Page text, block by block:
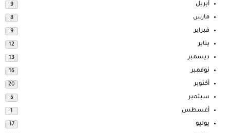
أبريل 9
مارس 8
فبراير 9
يناير 12
ديسمبر 13
نوفمبر 16
أكتوبر 20
سبتمبر 5
أغسطس 1
يوليو 17